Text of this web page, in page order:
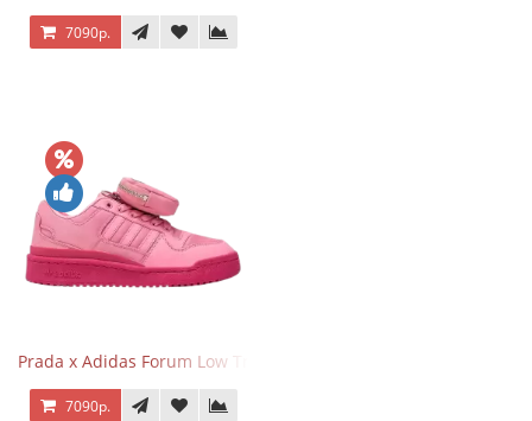
7090р.
Prada x Adidas Forum Low Triple Pink
7090р.